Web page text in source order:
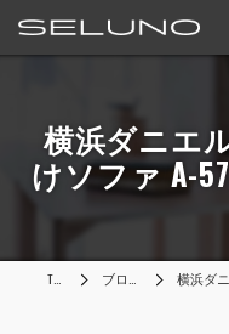
横浜ダニエ
けソファ A-
TOP ブログ 横浜ダニ